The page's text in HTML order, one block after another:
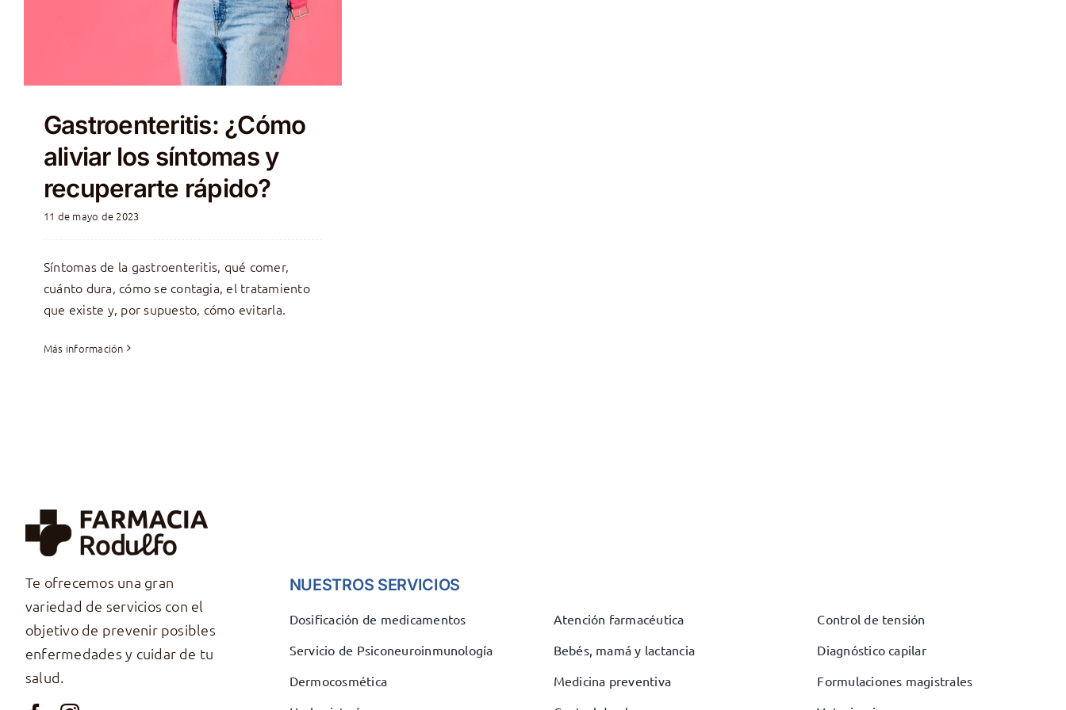
Gastroenteritis: ¿Cómo
aliviar los síntomas y
recuperarte rápido?
11 de mayo de 2023
Síntomas de la gastroenteritis, qué comer,
cuánto dura, cómo se contagia, el tratamiento
que existe y, por supuesto, cómo evitarla.
Más información
Te ofrecemos una gran
variedad de servicios con el
objetivo de prevenir posibles
enfermedades y cuidar de tu
salud.
NUESTROS SERVICIOS
Dosificación de medicamentos
Servicio de Psiconeuroinmunología
Dermocosmética
Atención farmacéutica
Bebés, mamá y lactancia
Medicina preventiva
Control de tensión
Diagnóstico capilar
Formulaciones magistrales